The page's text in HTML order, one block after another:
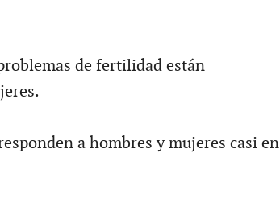
de fertilidad están
a hombres y mujeres casi en